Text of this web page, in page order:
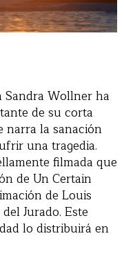
Sandra Wollner ha
de su corta
narra la sanación
una tragedia.
filmada que
de Un Certain
de Louis
Jurado. Este
lo distribuirá en